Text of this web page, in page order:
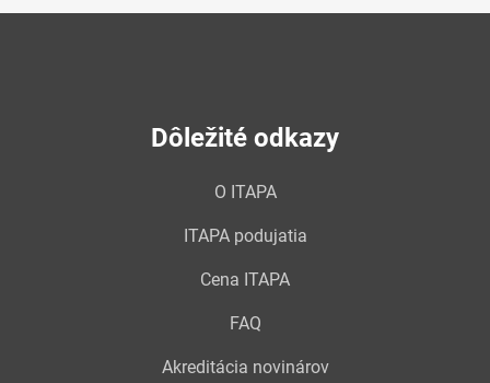
Dôležité odkazy
O ITAPA
ITAPA podujatia
Cena ITAPA
FAQ
Akreditácia novinárov